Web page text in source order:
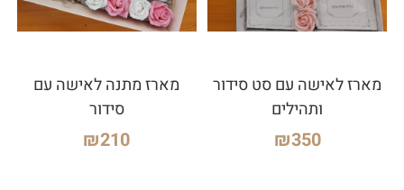
מארז לאישה עם סט סידור
ותהילים
₪350
מארז מתנה לאישה עם
סידור
₪210